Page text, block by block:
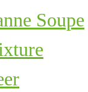
Soupe